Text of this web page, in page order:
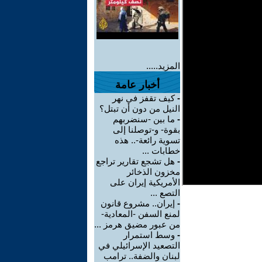
المزيد.....
أخبار عامة
-كيف تقفز في نهر
النيل من دون أن تبتل؟
- ما بين -سنضربهم
بقوة- و-توصلنا إلى
تسوية رائعة-.. هذه
خطابات ...
- هل تشجع تقارير تراجع
مخزون الذخائر
الأمريكية إيران على
التصع ...
- إيران.. مشروع قانون
لمنع السفن -المعادية-
من عبور مضيق هرمز ...
- وسط استمرار
التصعيد الإسرائيلي في
لبنان والضفة.. ترامب